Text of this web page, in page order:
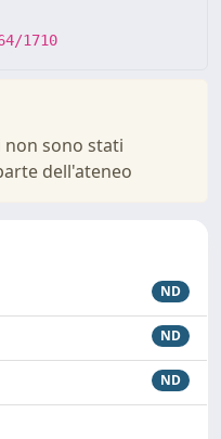
1710
non sono stati
dell'ateneo
ND
ND
ND